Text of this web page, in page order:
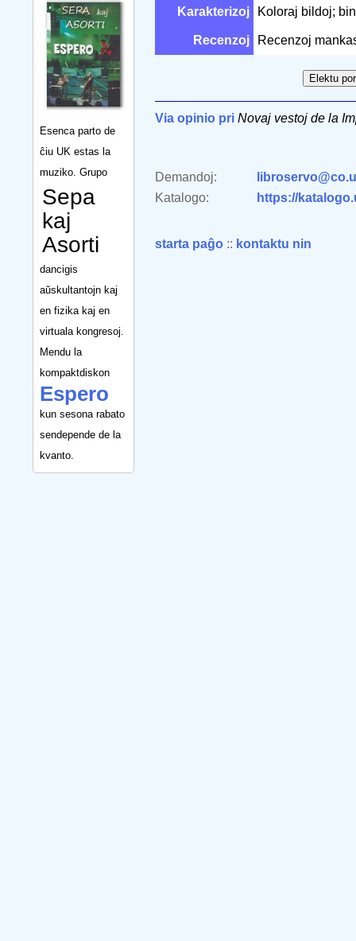
Esenca parto de
ĉiu UK estas la
muziko. Grupo
Sepa
kaj
Asorti
dancigis
aŭskultantojn kaj
en fizika kaj en
virtuala kongresoj.
Mendu la
kompaktdiskon
Espero
kun sesona rabato
sendepende de la
kvanto.
Karakterizoj Koloraj bildoj;
Recenzoj Recenzoj
Via opinio pri Novaj vestoj de la
Demandoj:
Katalogo:
https://
starta paĝo :: kontaktu nin